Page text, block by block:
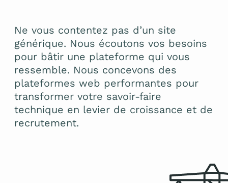
Ne vous contentez pas d’un site
générique. Nous écoutons vos besoins
pour bâtir une plateforme qui vous
ressemble. Nous concevons des
plateformes web performantes pour
transformer votre savoir-faire
technique en levier de croissance et de
recrutement.